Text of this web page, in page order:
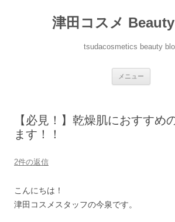
津田コスメ
tsudacosmetics beauty
メニュー
ス
【必見！】乾燥肌におすすめ
ます！！
2件の返信
こんにちは！
津田コスメスタッフの今泉です。